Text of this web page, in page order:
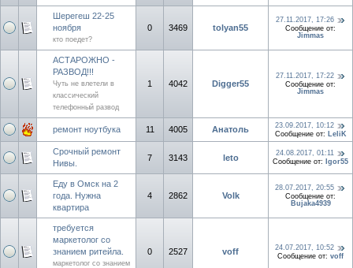
Шерегеш 22-25
ноября
кто поедет?
0 3469 tolyan55
27.11.2017, 17:26
Сообщение от:
Jimmas
АСТАРОЖНО -
РАЗВОД!!!
Чуть не влетели в
классический
телефонный развод
1 4042 Digger55
27.11.2017, 17:22
Сообщение от:
Jimmas
ремонт ноутбука 11 4005 Анатоль
23.09.2017, 10:12
Сообщение от:
LeliK
Срочный ремонт
Нивы.
7 3143 leto
24.08.2017, 01:11
Сообщение от:
Igor55
Еду в Омск на 2
года. Нужна
квартира
4 2862 Volk
28.07.2017, 20:55
Сообщение от:
Bujaka4939
требуется
маркетолог со
знанием ритейла.
маркетолог со знанием
0 2527 voff
24.07.2017, 10:52
Сообщение от: voff